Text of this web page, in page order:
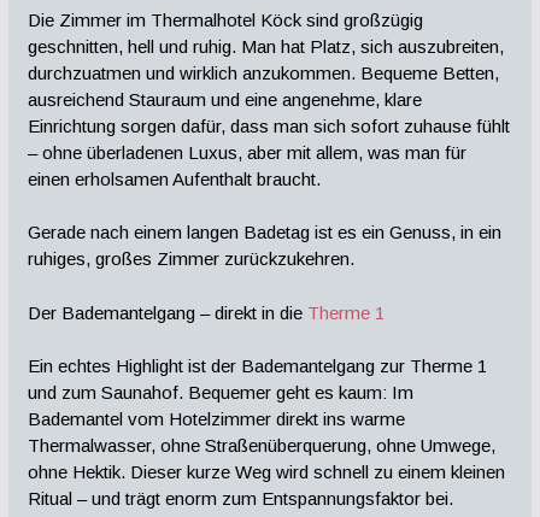
Die Zimmer im Thermalhotel Köck sind großzügig
geschnitten, hell und ruhig. Man hat Platz, sich auszubreiten,
durchzuatmen und wirklich anzukommen. Bequeme Betten,
ausreichend Stauraum und eine angenehme, klare
Einrichtung sorgen dafür, dass man sich sofort zuhause fühlt
– ohne überladenen Luxus, aber mit allem, was man für
einen erholsamen Aufenthalt braucht.
Gerade nach einem langen Badetag ist es ein Genuss, in ein
ruhiges, großes Zimmer zurückzukehren.
Der Bademantelgang – direkt in die Therme 1
Ein echtes Highlight ist der Bademantelgang zur Therme 1
und zum Saunahof. Bequemer geht es kaum: Im
Bademantel vom Hotelzimmer direkt ins warme
Thermalwasser, ohne Straßenüberquerung, ohne Umwege,
ohne Hektik. Dieser kurze Weg wird schnell zu einem kleinen
Ritual – und trägt enorm zum Entspannungsfaktor bei.